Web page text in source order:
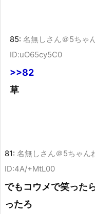
85: 名無しさん＠5ちゃ
ID:uO65cy5C0
>>82
草
81: 名無しさん＠5ちゃん
ID:4A/+MtL00
でもコウメで笑った
ったろ